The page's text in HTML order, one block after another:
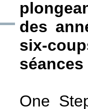
des
six-
One